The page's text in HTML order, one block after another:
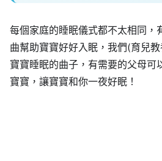
每個家庭的睡眠儀式都不太相同，
曲幫助寶寶好好入眠，我們(育兒
寶寶睡眠的曲子，有需要的父母可
寶寶，讓寶寶和你一夜好眠！